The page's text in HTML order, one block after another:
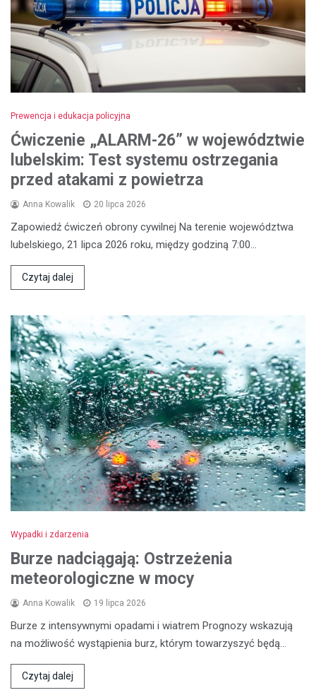
Prewencja i edukacja policyjna
Ćwiczenie „ALARM-26” w województwie
lubelskim: Test systemu ostrzegania
przed atakami z powietrza
Anna Kowalik 20 lipca 2026
Zapowiedź ćwiczeń obrony cywilnej Na terenie województwa
lubelskiego, 21 lipca 2026 roku, między godziną 7:00…
Czytaj dalej
Wypadki i zdarzenia
Burze nadciągają: Ostrzeżenia
meteorologiczne w mocy
Anna Kowalik 19 lipca 2026
Burze z intensywnymi opadami i wiatrem Prognozy wskazują
na możliwość wystąpienia burz, którym towarzyszyć będą…
Czytaj dalej